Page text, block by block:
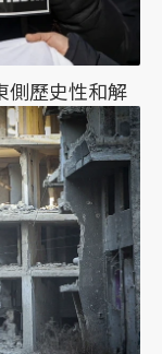
側歷史性和解